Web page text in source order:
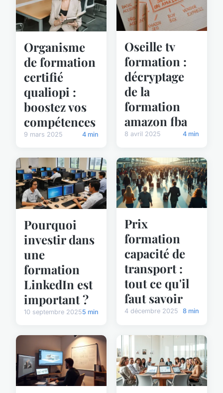
Organisme
de formation
certifié
qualiopi :
boostez vos
compétences
9 mars 2025 4 min
Oseille tv
formation :
décryptage
de la
formation
amazon fba
8 avril 2025 4 min
Pourquoi
investir dans
une
formation
LinkedIn est
important ?
10 septembre 20255 min
Prix
formation
capacité de
transport :
tout ce qu'il
faut savoir
4 décembre 2025 8 min